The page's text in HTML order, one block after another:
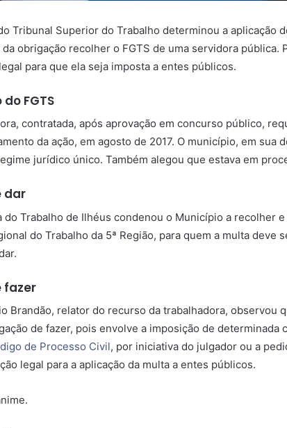
Tribunal Superior do Trabalho determinou a aplicação
obrigação recolher o FGTS de uma servidora
para que ela seja imposta a entes públicos.
FGTS
contratada, após aprovação em concurso público,
da ação, em agosto de 2017. O município, em
jurídico único. Também alegou que estava em
dar
do Trabalho de Ilhéus condenou o Município a
do Trabalho da 5ª Região, para quem a multa
fazer
Brandão, relator do recurso da trabalhadora, observou
de fazer, pois envolve a imposição de
de Processo Civil, por iniciativa do julgador ou a
legal para a aplicação da multa a entes públicos.